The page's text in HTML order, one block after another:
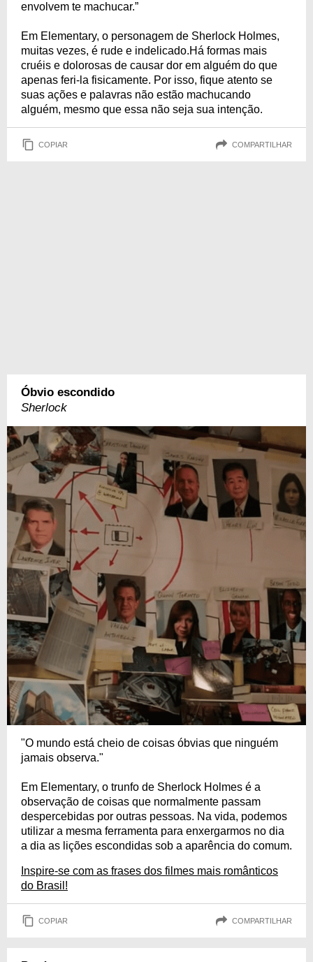
envolvem te machucar.”
Em Elementary, o personagem de Sherlock Holmes,
muitas vezes, é rude e indelicado.Há formas mais
cruéis e dolorosas de causar dor em alguém do que
apenas feri-la fisicamente. Por isso, fique atento se
suas ações e palavras não estão machucando
alguém, mesmo que essa não seja sua intenção.
COPIAR COMPARTILHAR
Óbvio escondido
Sherlock
"O mundo está cheio de coisas óbvias que ninguém
jamais observa."
Em Elementary, o trunfo de Sherlock Holmes é a
observação de coisas que normalmente passam
despercebidas por outras pessoas. Na vida, podemos
utilizar a mesma ferramenta para enxergarmos no dia
a dia as lições escondidas sob a aparência do comum.
Inspire-se com as frases dos filmes mais românticos
do Brasil!
COPIAR COMPARTILHAR